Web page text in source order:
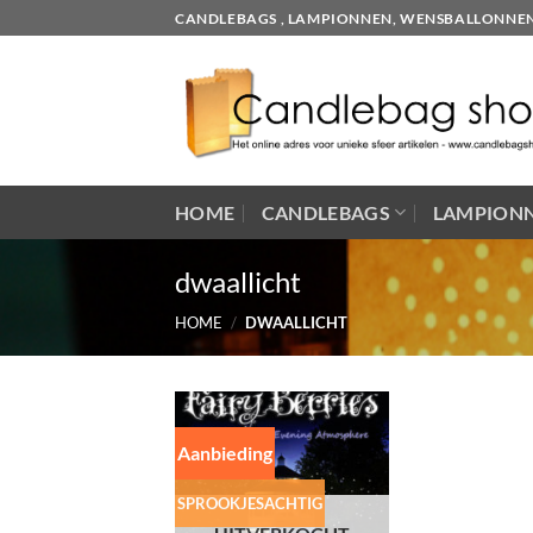
to
CANDLEBAGS , LAMPIONNEN,
HOME CANDLEBAGS
dwaallicht
HOME / DWAALLICHT
Aanbieding
SPROOKJESACHTIG